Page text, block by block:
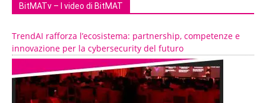
BitMATv – I video di BitMAT
TrendAI rafforza l’ecosistema: partnership, competenze e
innovazione per la cybersecurity del futuro